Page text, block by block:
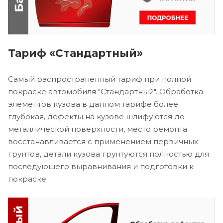
Тариф «Стандартный»
Самый распространенный тариф при полной
покраске автомобиля "Стандартный". Обработка
элементов кузова в данном тарифе более
глубокая, дефекты на кузове шлифуются до
металлической поверхности, место ремонта
восстанавливается с применением первичных
грунтов, детали кузова грунтуются полностью для
последующего выравнивания и подготовки к
покраске.